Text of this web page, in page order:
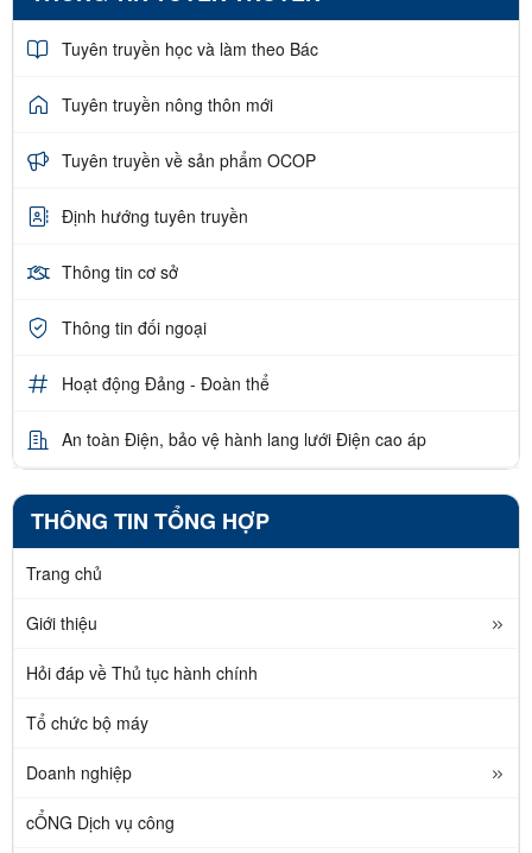
Tuyên truyền học và làm theo Bác
Tuyên truyền nông thôn mới
Tuyên truyền về sản phẩm OCOP
Định hướng tuyên truyền
Thông tin cơ sở
Thông tin đối ngoại
Hoạt động Đảng - Đoàn thể
An toàn Điện, bảo vệ hành lang lưới Điện cao áp
THÔNG TIN TỔNG HỢP
Trang chủ
Giới thiệu
Hỏi đáp về Thủ tục hành chính
Tổ chức bộ máy
Doanh nghiệp
cỔNG Dịch vụ công